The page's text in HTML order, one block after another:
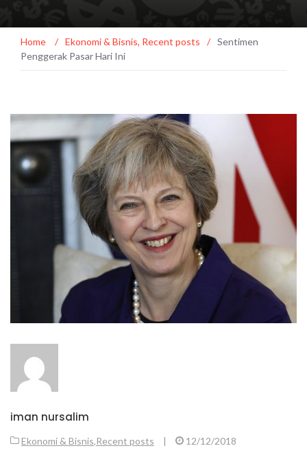
Home / Ekonomi & Bisnis, Recent posts / Sentimen
Penggerak Pasar Hari Ini
iman nursalim
Ekonomi & Bisnis,Recent posts | 12/12/2018